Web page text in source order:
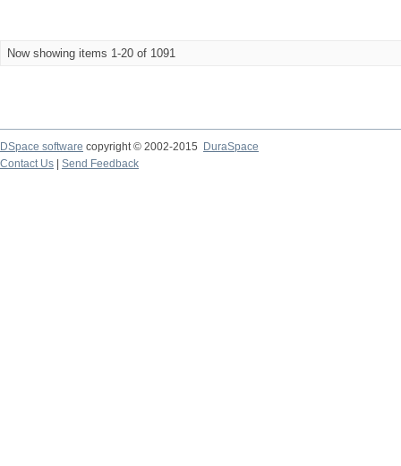
Now showing items 1-20 of 1091
DSpace software copyright © 2002-2015
DuraSpace
Contact Us
Send Feedback